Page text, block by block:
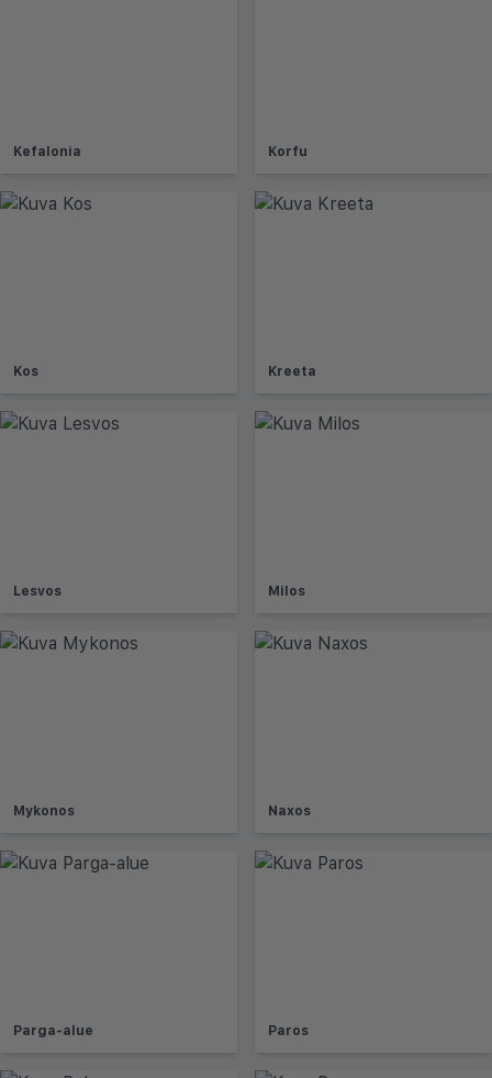
Kefalonia Korfu
Kos Kreeta
Lesvos Milos
Mykonos Naxos
Parga-alue Paros